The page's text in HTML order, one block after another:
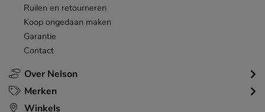
Over Nelson
Ruilen en retourneren
Koop ongedaan maken
Garantie
Contact
Merken
Winkels